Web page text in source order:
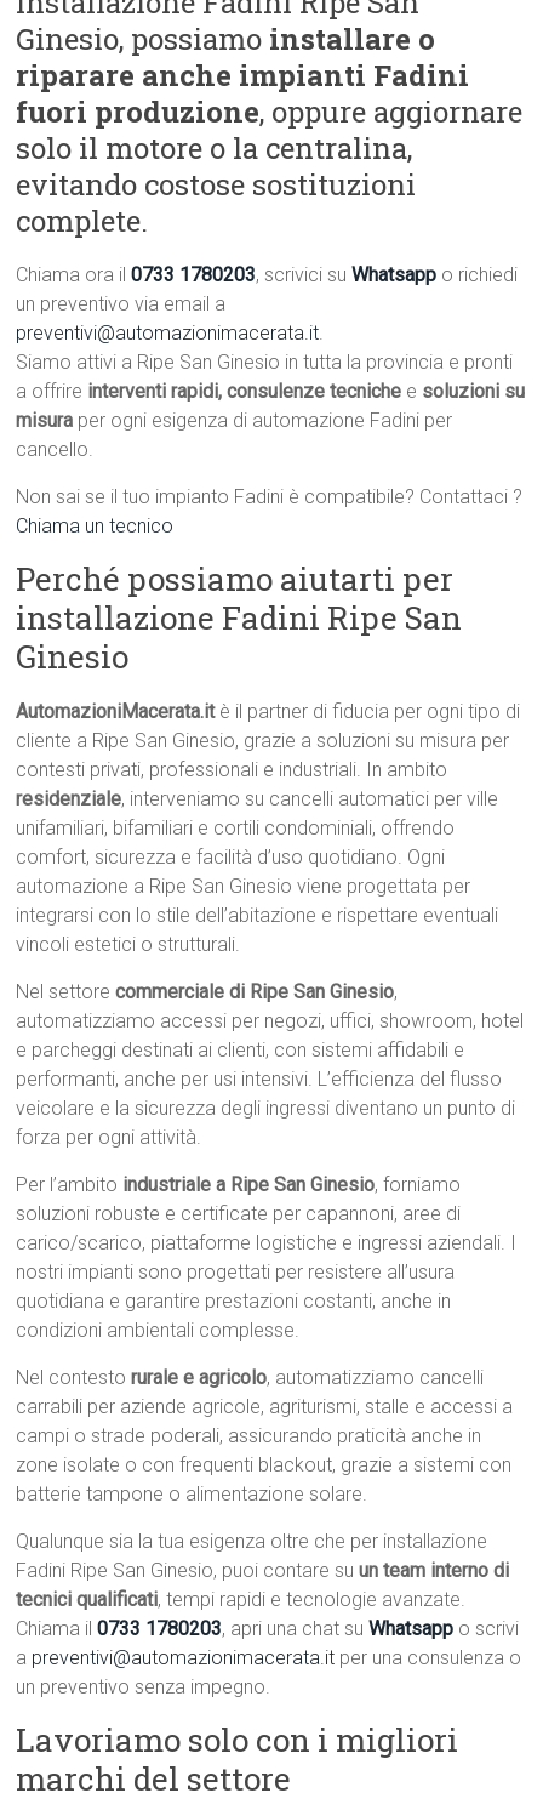
Ginesio, possiamo installare o
riparare anche impianti Fadini
fuori produzione, oppure aggiornare
solo il motore o la centralina,
evitando costose sostituzioni
complete.
Chiama ora il0733 1780203, scrivici suWhatsapp o richiedi
un preventivo via email a
preventivi@automazionimacerata.it.
Siamo attivi a Ripe San Ginesio in tutta la provincia e pronti
a offrire interventi rapidi, consulenze tecniche e soluzioni su
misura per ogni esigenza di automazione Fadini per
cancello.
Non sai se il tuo impianto Fadini è compatibile? Contattaci ?
Chiama un tecnico
Perché possiamo aiutarti per
installazione Fadini Ripe San
Ginesio
AutomazioniMacerata.itè il partner di fiducia per ogni tipo di
cliente a Ripe San Ginesio, grazie a soluzioni su misura per
contesti privati, professionali e industriali. In ambito
residenziale, interveniamo su cancelli automatici per ville
unifamiliari, bifamiliari e cortili condominiali, offrendo
comfort, sicurezza e facilità d’uso quotidiano. Ogni
automazione a Ripe San Ginesio viene progettata per
integrarsi con lo stile dell’abitazione e rispettare eventuali
vincoli estetici o strutturali.
Nel settorecommerciale di Ripe San Ginesio,
automatizziamo accessi per negozi, uffici, showroom, hotel
e parcheggi destinati ai clienti, con sistemi affidabili e
performanti, anche per usi intensivi. L’efficienza del flusso
veicolare e la sicurezza degli ingressi diventano un punto di
forza per ogni attività.
Per l’ambito industriale a Ripe San Ginesio, forniamo
soluzioni robuste e certificate per capannoni, aree di
carico/scarico, piattaforme logistiche e ingressi aziendali. I
nostri impianti sono progettati per resistere all’usura
quotidiana e garantire prestazioni costanti, anche in
condizioni ambientali complesse.
Nel contestorurale e agricolo, automatizziamo cancelli
carrabili per aziende agricole, agriturismi, stalle e accessi a
campi o strade poderali, assicurando praticità anche in
zone isolate o con frequenti blackout, grazie a sistemi con
batterie tampone o alimentazione solare.
Qualunque sia la tua esigenza oltre che per installazione
Fadini Ripe San Ginesio, puoi contare suun team interno di
tecnici qualificati, tempi rapidi e tecnologie avanzate.
Chiama il0733 1780203, apri una chat suWhatsapp o scrivi
a preventivi@automazionimacerata.it per una consulenza o
un preventivo senza impegno.
Lavoriamo solo con i migliori
marchi del settore